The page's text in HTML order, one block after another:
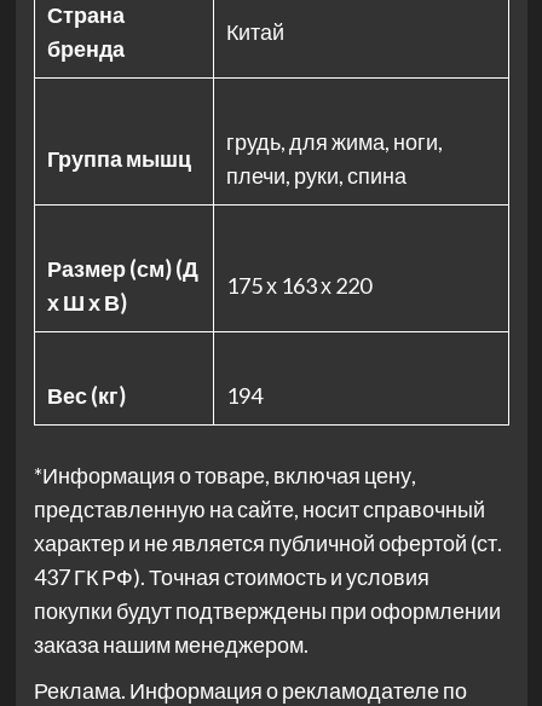
Страна
бренда
Китай
Группа мышц
грудь, для жима, ноги,
плечи, руки, спина
Размер (см) (Д
х Ш х В)
175 х 163 х 220
Вес (кг) 194
*Информация о товаре, включая цену,
представленную на сайте, носит справочный
характер и не является публичной офертой (ст.
437 ГК РФ). Точная стоимость и условия
покупки будут подтверждены при оформлении
заказа нашим менеджером.
Реклама. Информация о рекламодателе по